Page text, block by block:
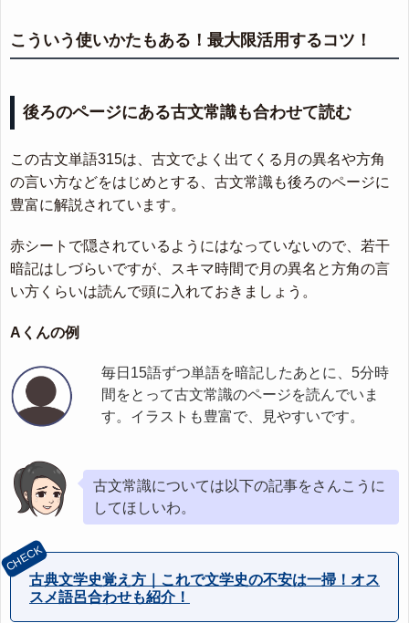
こういう使いかたもある！最大限活用するコツ！
後ろのページにある古文常識も合わせて読む
この古文単語315は、古文でよく出てくる月の異名や方角
の言い方などをはじめとする、古文常識も後ろのページに
豊富に解説されています。
赤シートで隠されているようにはなっていないので、若干
暗記はしづらいですが、スキマ時間で月の異名と方角の言
い方くらいは読んで頭に入れておきましょう。
Aくんの例
毎日15語ずつ単語を暗記したあとに、5分時
間をとって古文常識のページを読んでいま
す。イラストも豊富で、見やすいです。
古文常識については以下の記事をさんこうに
してほしいわ。
古典文学史覚え方｜これで文学史の不安は一掃！オス
スメ語呂合わせも紹介！